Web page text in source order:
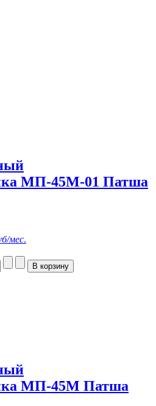
МП-45М-01 Патша
мес.
МП-45М Патша